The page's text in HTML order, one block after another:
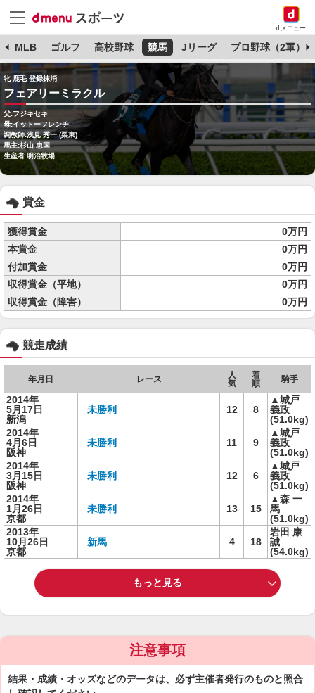
dメニュー
MLB ゴルフ 高校野球 競馬 Jリーグ プロ野球（2軍）
牝 鹿毛 登録抹消
フェアリーミラクル
父:フジキセキ
母:イットーフレンチ
調教師:浅見 秀一 (栗東)
馬主:杉山 忠国
生産者:明治牧場
賞金
獲得賞金
0万円
本賞金
0万円
付加賞金
0万円
収得賞金（平地）
0万円
収得賞金（障害）
0万円
競走成績
年月日 レース
人
気
着
順
騎手
2014年
5月17日
新潟
未勝利 12 8
▲城戸
義政
(51.0kg)
2014年
4月6日
阪神
未勝利 11 9
▲城戸
義政
(51.0kg)
2014年
3月15日
阪神
未勝利 12 6
▲城戸
義政
(51.0kg)
2014年
1月26日
京都
未勝利 13 15
▲森 一
馬
(51.0kg)
2013年
10月26日
京都
新馬 4 18
岩田 康
誠
(54.0kg)
もっと見る
注意事項
結果・成績・オッズなどのデータは、必ず主催者発行のものと照合